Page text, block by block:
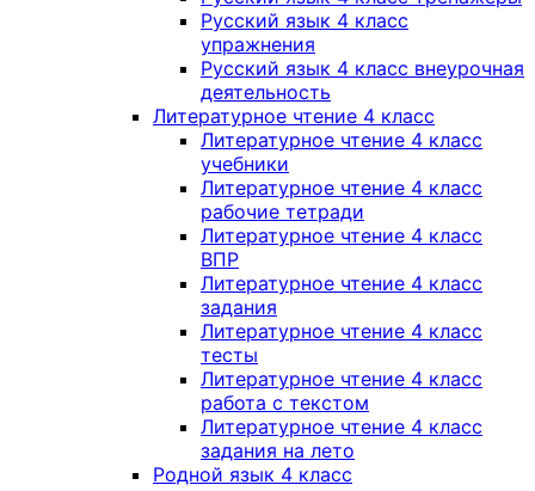
Русский язык 4 класс
упражнения
Русский язык 4 класс внеурочная
деятельность
Литературное чтение 4 класс
Литературное чтение 4 класс
учебники
Литературное чтение 4 класс
рабочие тетради
Литературное чтение 4 класс
ВПР
Литературное чтение 4 класс
задания
Литературное чтение 4 класс
тесты
Литературное чтение 4 класс
работа с текстом
Литературное чтение 4 класс
задания на лето
Родной язык 4 класс